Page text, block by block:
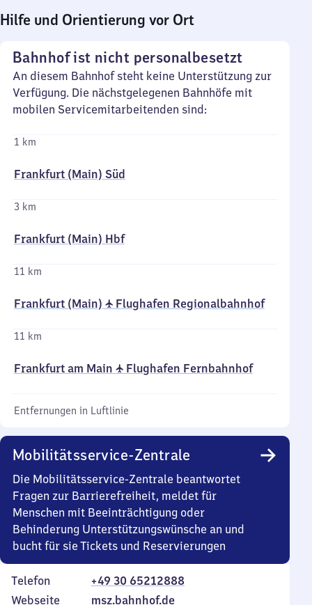
Hilfe und Orientierung vor Ort
Bahnhof ist nicht personalbesetzt
An diesem Bahnhof steht keine Unterstützung zur
Verfügung. Die nächstgelegenen Bahnhöfe mit
mobilen Servicemitarbeitenden sind:
1 km
Frankfurt (Main) Süd
3 km
Frankfurt (Main) Hbf
11 km
Frankfurt (Main) ✈ Flughafen Regionalbahnhof
11 km
Frankfurt am Main ✈ Flughafen Fernbahnhof
Entfernungen in Luftlinie
Mobilitätsservice-Zentrale
Die Mobilitätsservice-Zentrale beantwortet
Fragen zur Barrierefreiheit, meldet für
Menschen mit Beeinträchtigung oder
Behinderung Unterstützungswünsche an und
bucht für sie Tickets und Reservierungen
Telefon
+49 30 65212888
Webseite
msz.bahnhof.de